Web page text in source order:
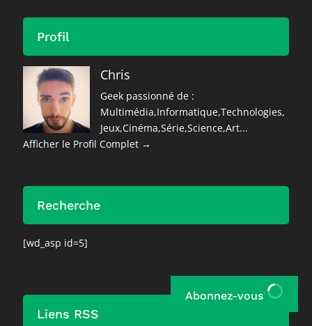
Profil
Chris
Geek passionné de :
Multimédia,Informatique,Technologies,
Jeux,Cinéma,Série,Science,Art...
Afficher le Profil Complet →
Recherche
[wd_asp id=5]
Liens RSS
Abonnez-vous